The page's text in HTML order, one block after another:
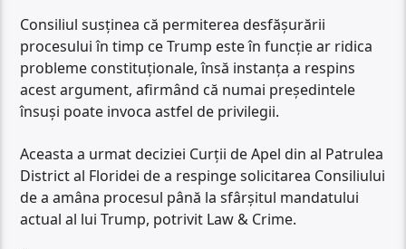
Consiliul susținea că permiterea desfășurării
procesului în timp ce Trump este în funcție ar ridica
probleme constituționale, însă instanța a respins
acest argument, afirmând că numai președintele
însuși poate invoca astfel de privilegii.
Aceasta a urmat deciziei Curții de Apel din al Patrulea
District al Floridei de a respinge solicitarea Consiliului
de a amâna procesul până la sfârșitul mandatului
actual al lui Trump, potrivit Law & Crime.